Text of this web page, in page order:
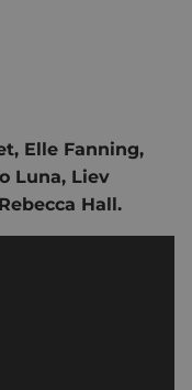
, Elle Fanning,
Luna, Liev
Rebecca Hall.